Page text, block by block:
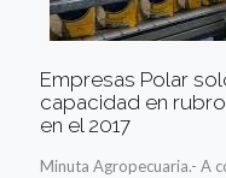
Empresas Polar
capacidad en
en el 2017
Minuta Agropecuaria.- A